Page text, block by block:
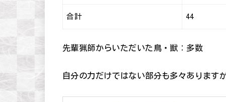
合計 44
先輩猟師からいただいた鳥・獣：多数
自分の力だけではない部分も多々あります